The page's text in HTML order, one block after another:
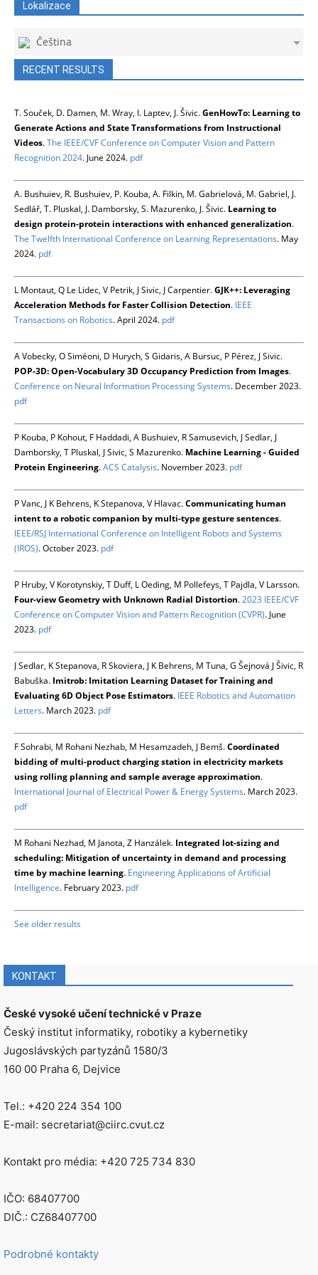
Lokalizace
Čeština
RECENT RESULTS
T. Souček, D. Damen, M. Wray, I. Laptev, J. Šivic.GenHowTo: Learning to
Generate Actions and State Transformations from Instructional
Videos.The IEEE/CVF Conference on Computer Vision and Pattern
Recognition 2024. June 2024. pdf
A. Bushuiev, R. Bushuiev, P. Kouba, A. Filkin, M. Gabrielová, M. Gabriel, J.
Sedlář, T. Pluskal, J. Damborsky, S. Mazurenko, J. Šivic. Learning to
design protein-protein interactions with enhanced generalization.
The Twelfth International Conference on Learning Representations. May
2024. pdf
L Montaut, Q Le Lidec, V Petrik, J Sivic, J Carpentier.GJK++: Leveraging
Acceleration Methods for Faster Collision Detection. IEEE
Transactions on Robotics. April 2024. pdf
A Vobecky, O Siméoni, D Hurych, S Gidaris, A Bursuc, P Pérez, J Sivic.
POP-3D: Open-Vocabulary 3D Occupancy Prediction from Images.
Conference on Neural Information Processing Systems. December 2023.
pdf
P Kouba, P Kohout, F Haddadi, A Bushuiev, R Samusevich, J Sedlar, J
Damborsky, T Pluskal, J Sivic, S Mazurenko. Machine Learning - Guided
Protein Engineering.ACS Catalysis. November 2023. pdf
P Vanc, J K Behrens, K Stepanova, V Hlavac.Communicating human
intent to a robotic companion by multi-type gesture sentences.
IEEE/RSJ International Conference on Intelligent Robots and Systems
(IROS). October 2023. pdf
P Hruby, V Korotynskiy, T Duff, L Oeding, M Pollefeys, T Pajdla, V Larsson.
Four-view Geometry with Unknown Radial Distortion.2023 IEEE/CVF
Conference on Computer Vision and Pattern Recognition (CVPR). June
2023. pdf
J Sedlar, K Stepanova, R Skoviera, J K Behrens, M Tuna, G Šejnová J Šivic, R
Babuška. Imitrob: Imitation Learning Dataset for Training and
Evaluating 6D Object Pose Estimators. IEEE Robotics and Automation
Letters. March 2023. pdf
F Sohrabi, M Rohani Nezhab, M Hesamzadeh, J Bemš.Coordinated
bidding of multi-product charging station in electricity markets
using rolling planning and sample average approximation.
International Journal of Electrical Power & Energy Systems. March 2023.
pdf
M Rohani Nezhad, M Janota, Z Hanzálek. Integrated lot-sizing and
scheduling: Mitigation of uncertainty in demand and processing
time by machine learning. Engineering Applications of Artificial
Intelligence. February 2023. pdf
See older results
KONTAKT
České vysoké učení technické v Praze
Český institut informatiky, robotiky a kybernetiky
Jugoslávských partyzánů 1580/3
160 00 Praha 6, Dejvice
Tel.: +420 224 354 100
E-mail: secretariat@ciirc.cvut.cz
Kontakt pro média: +420 725 734 830
IČO: 68407700
DIČ.: CZ68407700
Podrobné kontakty